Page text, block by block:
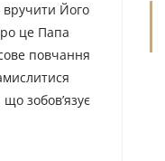
вручити Його
це Папа
повчання
зобов’язує